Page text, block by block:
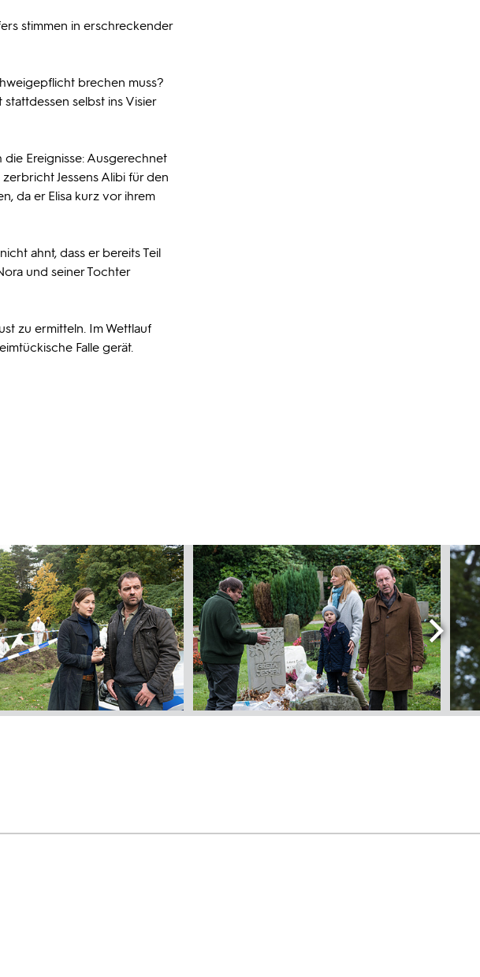
stimmen in erschreckender
brechen muss?
selbst ins Visier
die Ereignisse: Ausgerechnet
Jessens Alibi für den
da er Elisa kurz vor ihrem
ahnt, dass er bereits Teil
und seiner Tochter
zu ermitteln. Im Wettlauf
Falle gerät.